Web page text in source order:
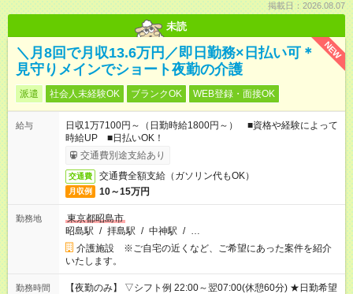
掲載日：2026.08.07
未読
NEW
＼月8回で月収13.6万円／即日勤務×日払い可＊
見守りメインでショート夜勤の介護
派遣 社会人未経験OK ブランクOK WEB登録・面接OK
給与
日収1万7100円～（日勤時給1800円～） ■資格や経験によって
時給UP ■日払いOK！
交通費別途支給あり
交通費 交通費全額支給（ガソリン代もOK）
月収例 10～15万円
勤務地
東京都昭島市
昭島駅 / 拝島駅 / 中神駅 / …
介護施設 ※ご自宅の近くなど、ご希望にあった案件を紹介
いたします。
勤務時間
【夜勤のみ】 ▽シフト例 22:00～翌07:00(休憩60分) ★日勤希望